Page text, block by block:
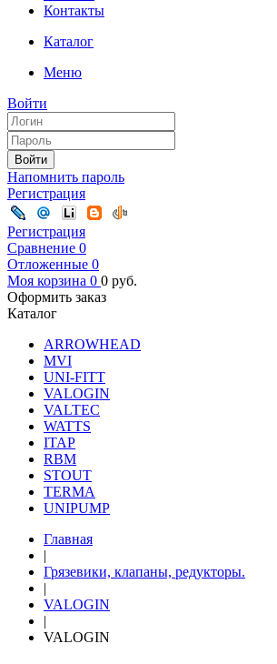
Контакты
Каталог
Меню
Войти
Войти
Напомнить пароль
Регистрация
Регистрация
Сравнение 0
Отложенные 0
Моя корзина 0 0 руб.
Оформить заказ
Каталог
ARROWHEAD
MVI
UNI-FITT
VALOGIN
VALTEC
WATTS
ITAP
RBM
STOUT
TERMA
UNIPUMP
Главная
|
Грязевики, клапаны, редукторы.
|
VALOGIN
|
VALOGIN